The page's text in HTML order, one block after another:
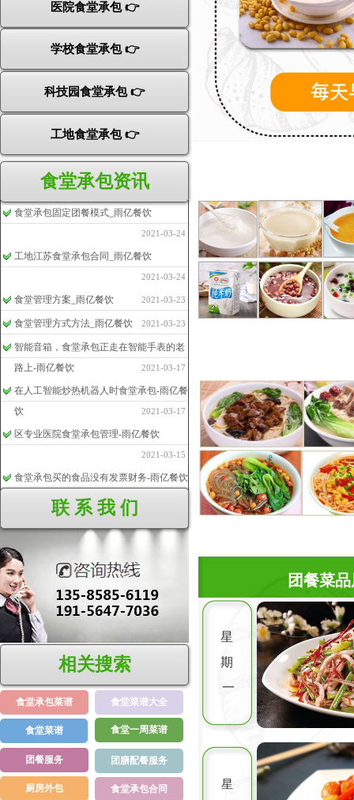
厨房外包
团餐服务
食堂菜谱
星
医院食堂承包 👉
学校食堂承包 👉
科技园食堂承包 👉
工地食堂承包 👉
食堂承包资讯
食堂承包固定团餐模式_雨亿餐饮
2021-03-24
工地江苏食堂承包合同_雨亿餐饮
2021-03-24
食堂管理方案_雨亿餐饮 2021-03-23
食堂管理方式方法_雨亿餐饮 2021-03-23
智能音箱，食堂承包正走在智能手表的老
路上-雨亿餐饮
2021-03-17
在人工智能炒热机器人时食堂承包-雨亿餐
饮
2021-03-17
区专业医院食堂承包管理-雨亿餐饮
2021-03-15
食堂承包买的食品没有发票财务-雨亿餐饮
【饭堂承包】安全人员岗位职责
联 系 我 们
团餐菜
星
期
一
相关搜索
食堂承包菜谱 食堂菜谱大全
食堂一周菜谱
团膳配餐服务
食堂承包合同